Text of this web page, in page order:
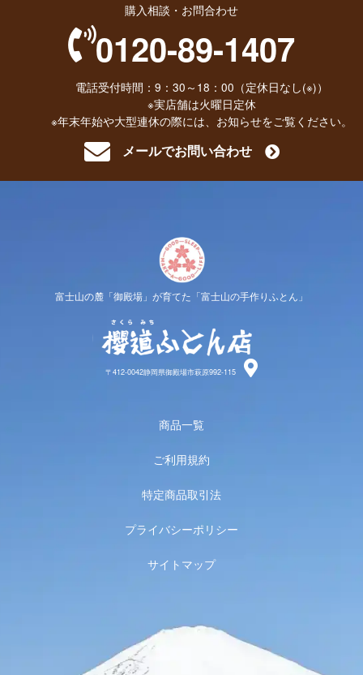
購入相談・お問合わせ
0120-89-1407
電話受付時間：9：30～18：00（定休日なし(※)）
※実店舗は火曜日定休
※年末年始や大型連休の際には、お知らせをご覧ください。
メールでお問い合わせ
富士山の麓「御殿場」が育てた「富士山の手作りふとん」
〒412-0042静岡県御殿場市萩原992-115
商品一覧
ご利用規約
特定商品取引法
プライバシーポリシー
サイトマップ